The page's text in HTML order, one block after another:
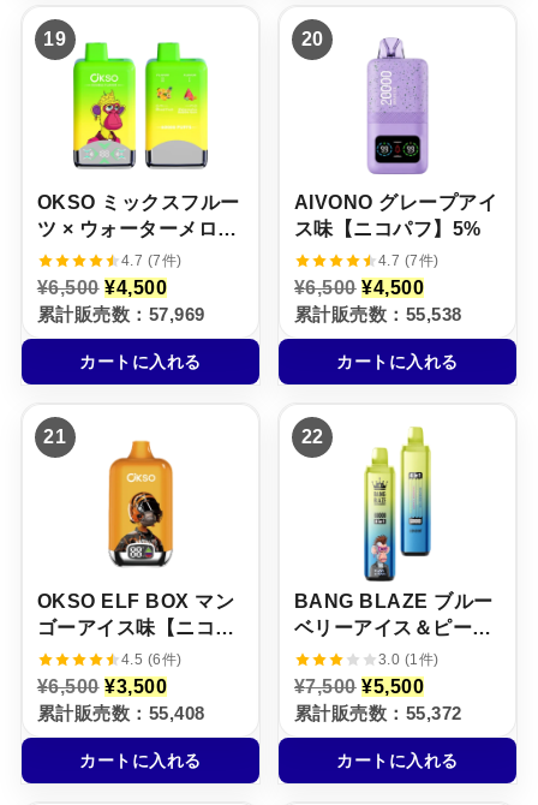
5
0
0
で
し
た
。
,
5
0
0
で
す
0
0
で
し
た
。
5
0
で
19
OKSO ミックスフルー
ツ × ウォーターメロ
ン・バブルガム【ニコ
パフ】5%
4.7 (7件)
¥6,500 元
の
価
格
は
¥
0
0
た
。
¥4,500現
在
の
価
格
は
5
0
。
累計販売数：57,969
カートに入れる
20
AIVONO グレープアイ
ス味【ニコパフ】5%
4.7 (7件)
¥6,500 元
の
価
格
は
¥
0
0
で
し
た
。
¥4,500現
在
の
価
格
は
,
0
0
で
。
累計販売数：55,538
カートに入れる
21
OKSO ELF BOX マン
ゴーアイス味【ニコパ
フ】5%
4.5 (6件)
¥6,500 元
の
価
格
は
¥
¥3,500現
在
の
価
格
は
累計販売数：55,408
カートに入れる
22
BANG BLAZE ブルー
ベリーアイス＆ピーチ
アイス＆キャンディ＆
レモンサワーオレンジ
【ニコパフ】5%
3.0 (1件)
¥7,500 元
の
価
格
は
¥
¥5,500現
在
の
価
格
は
累計販売数：55,372
カートに入れる